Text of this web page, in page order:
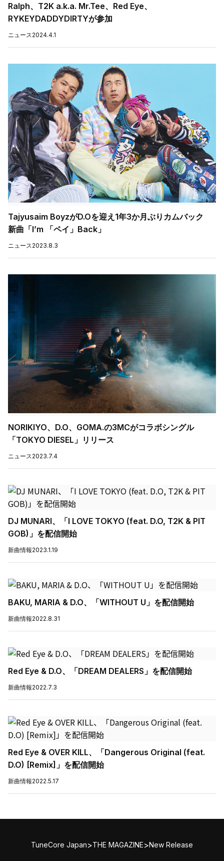
Ralph、T2K a.k.a. Mr.Tee、Red Eye、
RYKEYDADDYDIRTYが参加
ニュース 2024.4.1
Tajyusaim BoyzがD.Oを迎え1年3か月ぶりカムバック
新曲「I’m 「ペイ」Back」
ニュース 2023.8.3
NORIKIYO、D.O、GOMA.の3MCがコラボシングル
「TOKYO DIESEL」リリース
ニュース 2023.7.4
DJ MUNARI、「I LOVE TOKYO (feat. D.O, T2K & PIT
GOB)」を配信開始
新曲情報2023.1.19
BAKU, MARIA & D.O、「WITHOUT U」を配信開始
新曲情報2022.8.31
Red Eye & D.O、「DREAM DEALERS」を配信開始
新曲情報2022.7.3
Red Eye & OVER KILL、「Dangerous Original (feat.
D.O) [Remix]」を配信開始
新曲情報2022.5.17
TuneCore Japan>THE MAGAZINE>New Release